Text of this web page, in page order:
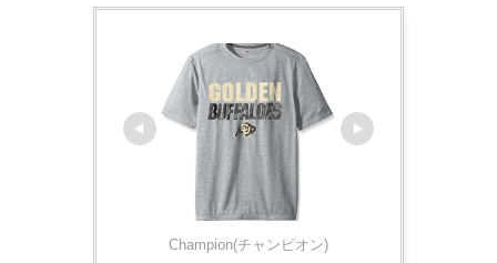
Champion(チャンピオン)